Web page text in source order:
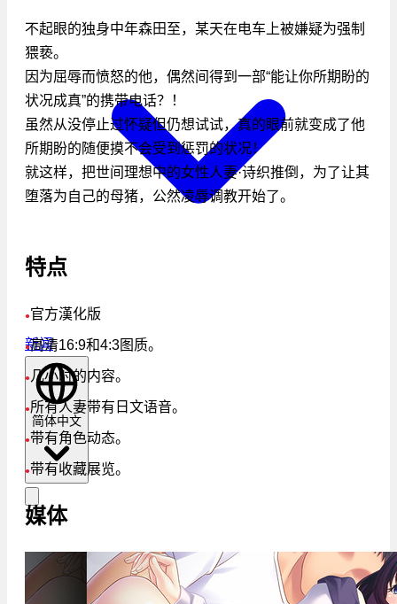
新闻
简体中文
不起眼的独身中年森田至，某天在电车上被嫌疑为强制
猥亵。
因为屈辱而愤怒的他，偶然间得到一部“能让你所期盼的
状况成真”的携带电话？！
虽然从没停止过怀疑但仍想试试，真的眼前就变成了他
所期盼的随便摸不会受到惩罚的状况！
就这样，把世间理想中的女性人妻·诗织推倒，为了让其
堕落为自己的母猪，公然凌辱调教开始了。
特点
●官方漢化版
●高清16:9和4:3图质。
●几小时的内容。
●所有人妻带有日文语音。
●带有角色动态。
●带有收藏展览。
媒体